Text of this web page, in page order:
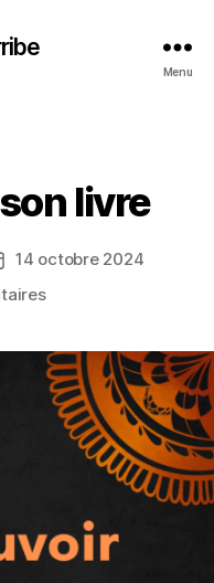
Menu
livre
14 octobre 2024
sur
livre